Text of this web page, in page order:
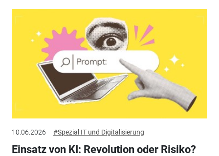
10.06.2026 #Spezial IT und Digitalisierung
Einsatz von KI: Revolution oder Risiko?